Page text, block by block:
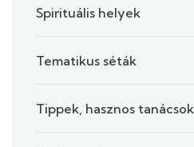
Spirituális helyek
Tematikus séták
Tippek, hasznos tanácsok